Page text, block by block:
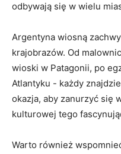
odbywają się​ w wielu‍
Argentyna wiosną
krajobrazów. Od
wioski w Patagonii,​ po
Atlantyku -‍ każdy​
⁢okazja, aby⁣ zanurzyć się
kulturowej tego
Warto ⁢również